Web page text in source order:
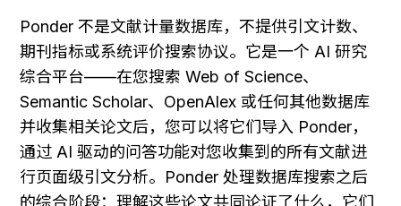
Ponder 不是文献计量数据库，不提供引文计数、
期刊指标或系统评价搜索协议。它是一个 AI 研究
综合平台——在您搜索 Web of Science、
Semantic Scholar、OpenAlex 或任何其他数据库
并收集相关论文后，您可以将它们导入 Ponder，
通过 AI 驱动的问答功能对您收集到的所有文献进
行页面级引文分析。Ponder 处理数据库搜索之后
的综合阶段：理解这些论文共同论证了什么，它们